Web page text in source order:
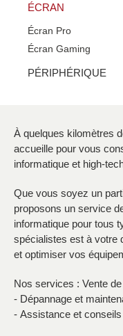
ÉCRAN
Écran Pro
Écran Gaming
PÉRIPHÉRIQUE
À quelques kilomètres
accueille pour vous
informatique et high-
Que vous soyez un
proposons un service
informatique pour tous
spécialistes est à votre
et optimiser vos
Nos services : Vente
- Dépannage et
- Assistance et